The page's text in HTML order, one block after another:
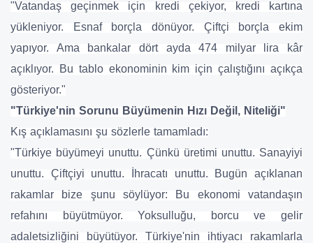
"Vatandaş geçinmek için kredi çekiyor, kredi kartına
yükleniyor. Esnaf borçla dönüyor. Çiftçi borçla ekim
yapıyor. Ama bankalar dört ayda 474 milyar lira kâr
açıklıyor. Bu tablo ekonominin kim için çalıştığını açıkça
gösteriyor."
"Türkiye'nin Sorunu Büyümenin Hızı Değil, Niteliği"
Kış açıklamasını şu sözlerle tamamladı:
"Türkiye büyümeyi unuttu. Çünkü üretimi unuttu. Sanayiyi
unuttu. Çiftçiyi unuttu. İhracatı unuttu. Bugün açıklanan
rakamlar bize şunu söylüyor: Bu ekonomi vatandaşın
refahını büyütmüyor. Yoksulluğu, borcu ve gelir
adaletsizliğini büyütüyor. Türkiye'nin ihtiyacı rakamlarla